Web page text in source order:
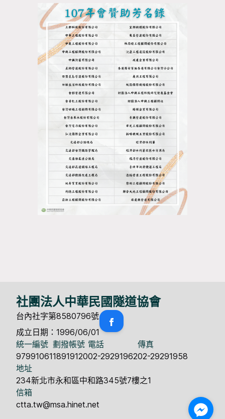
社團法人中華民國隧道協會
台內社字第8580796號
成立日期：1996/06/01
統一編號
97991061
劃撥帳號
18919120
電話
02-29291962
傳真
02-29291958
地址
234新北市永和區中和路345號7樓之1
信箱
ctta.tw@msa.hinet.net